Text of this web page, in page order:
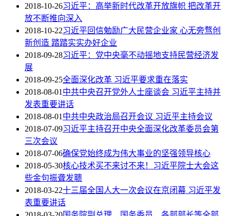
2018-10-26习近平：高举新时代改革开放旗帜 把改革开
放不断推向深入
2018-10-22习近平回信勉励广大民营企业家 心无旁骛创
新创造 踏踏实实办好企业
2018-09-28习近平：党中央毫不动摇地支持民营经济发
展
2018-09-25全面深化改革 习近平要求重在落实
2018-08-01中共中央召开党外人士座谈会 习近平主持并
发表重要讲话
2018-08-01中共中央政治局召开会议 习近平主持会议
2018-07-09习近平主持召开中央全面深化改革委员会第
三次会议
2018-07-06确保党始终成为伟大事业的坚强领导核心
2018-05-30核心技术买不来讨不来！习近平院士大会这
些金句振聋发聩
2018-03-22十三届全国人大一次会议在京闭幕 习近平发
表重要讲话